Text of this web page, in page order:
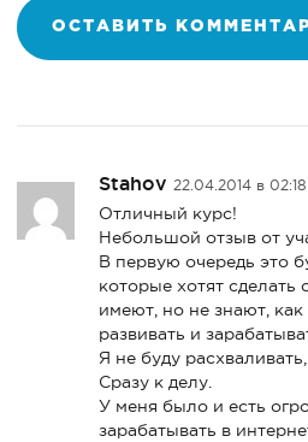
Stahov 22.04.2014 в 02:18
Отличный курс!
Небольшой отзыв от
В первую очередь это
которые хотят сделать
имеют, но не знают,
развивать и
Я не буду
Сразу к делу.
У меня было и есть
зарабатывать в